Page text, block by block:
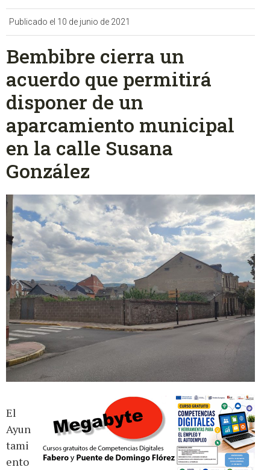
Publicado el 10 de junio de 2021
Bembibre cierra un
acuerdo que permitirá
disponer de un
aparcamiento municipal
en la calle Susana
González
El
Ayun
tami
ento